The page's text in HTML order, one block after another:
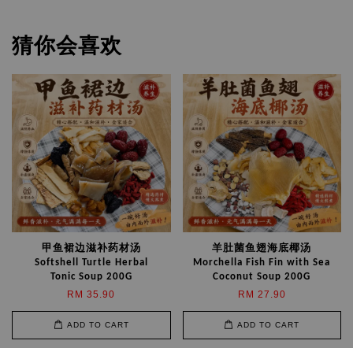
猜你会喜欢
甲鱼裙边滋补药材汤
Softshell Turtle Herbal
Tonic Soup 200G
RM 35.90
ADD TO CART
羊肚菌鱼翅海底椰汤
Morchella Fish Fin with Sea
Coconut Soup 200G
RM 27.90
ADD TO CART